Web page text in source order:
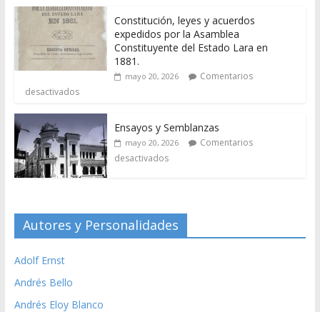
Constitución, leyes y acuerdos
expedidos por la Asamblea
Constituyente del Estado Lara en
1881.
mayo 20, 2026
Comentarios
desactivados
Ensayos y Semblanzas
mayo 20, 2026
Comentarios
desactivados
Autores y Personalidades
Adolf Ernst
Andrés Bello
Andrés Eloy Blanco